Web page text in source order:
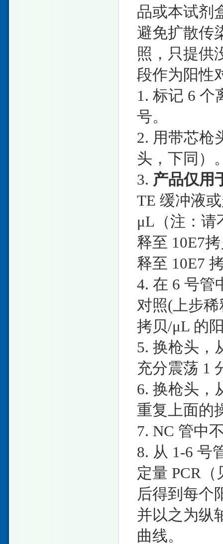
品或本试剂
避免扩散传
照，只提供
段作为阳性
1. 标记 6 个
号。
2. 用带芯枪
头，下同）
3. 产品仅用
TE 缓冲液
μL（注：请
释至 10E7
释至 10E7
4. 在 6 号管
对照(上步稀
拷贝/μL 的
5. 换枪头，
充分震荡 1
6. 换枪头，
重复上面的
7. NC 管中
8. 从 1-6 号
定量 PCR
后得到每个
并以之为纵
曲线。